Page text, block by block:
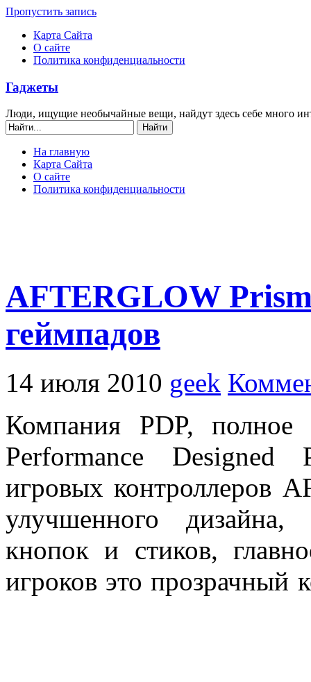
Пропустить запись
Карта Сайта
О сайте
Политика конфиденциальности
Гаджеты
Люди, ищущие необычайные вещи, найдут здесь себе много
На главную
Карта Сайта
О сайте
Политика конфиденциальности
AFTERGLOW
геймпадов
14 июля 2010 geek
Компания PDP, полное
Performance Designed
игровых контроллеров
улучшенного
кнопок и стиков,
игроков это прозрачный